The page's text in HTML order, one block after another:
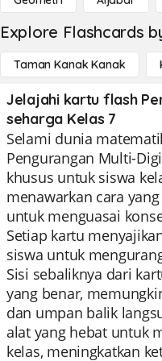
Explore Flashcards
Taman Kanak Kanak
Jelajahi kartu flash
seharga Kelas 7
Selami dunia
Pengurangan Multi-
khusus untuk siswa
menawarkan cara
untuk menguasai
Setiap kartu
siswa untuk
Sisi sebaliknya dari
yang benar,
dan umpan balik
alat yang hebat untuk
kelas, meningkatkan